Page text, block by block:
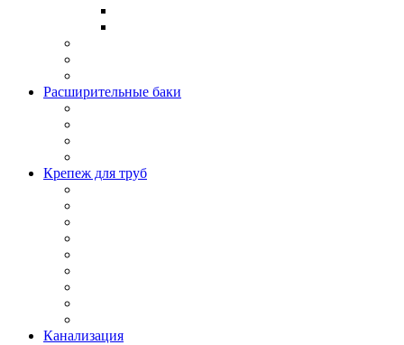
Расширительные баки
Крепеж для труб
Канализация